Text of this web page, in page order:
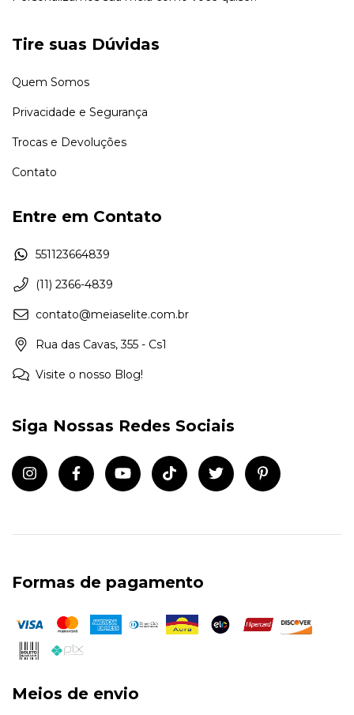
Tire suas Dúvidas
Quem Somos
Privacidade e Segurança
Trocas e Devoluções
Contato
Entre em Contato
551123664839
(11) 2366-4839
contato@meiaselite.com.br
Rua das Cavas, 355 - Cs1
Visite o nosso Blog!
Siga Nossas Redes Sociais
Formas de pagamento
Meios de envio